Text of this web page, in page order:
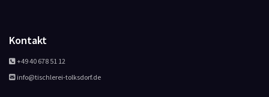
Kontakt
+49 40 678 51 12
 info@tischlerei-tolksdorf.de